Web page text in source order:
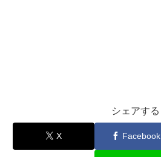
シェアする
X Facebook